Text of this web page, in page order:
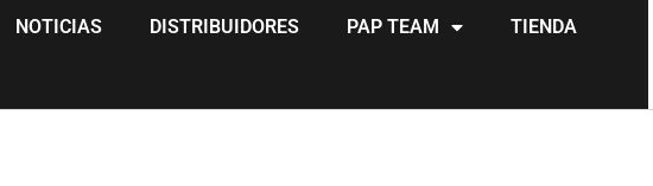
NOTICIAS DISTRIBUIDORES PAP TEAM TIENDA